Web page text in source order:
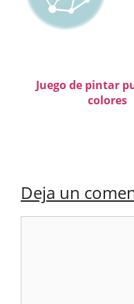
Juego de pintar
colores
Deja un